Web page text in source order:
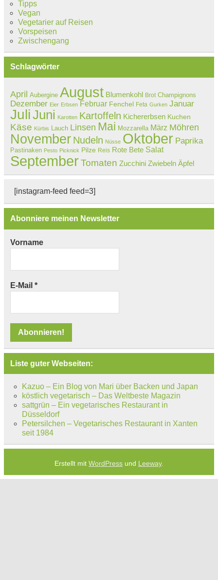
Tipps
Vegan
Vegetarier auf Reisen
Vorspeisen
Zwischengang
Schlagwörter
April Aubergine August Blumenkohl Brot Champignons
Dezember Eier Erbsen Februar Fenchel Feta Gurken Januar
JuliJuni Karotten Kartoffeln Kichererbsen Kuchen
Käse Kürbis Lauch Linsen Mai Mozzarella März Möhren
November Nudeln Nüsse Oktober Paprika
Pastinaken Pesto Picknick Pilze Reis Rote Bete Salat
September Tomaten Zucchini Zwiebeln Äpfel
[instagram-feed feed=3]
Abonniere meinen Newsletter
Vorname
E-Mail *
Liste guter Webseiten:
Kazuo – Ein Blog von Mari über Backen und Japan
köstlich vegetarisch – Das Weltbeste Magazin
sattgrün – Ein vegetarisches Restaurant in
Düsseldorf
Petersilchen – Vegetarisches Restaurant in Xanten
seit 1984
Erstellt mit WordPress und Leeway.